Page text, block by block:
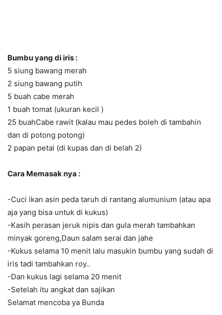
Bumbu yang di iris :
5 siung bawang merah
2 siung bawang putih
5 buah cabe merah
1 buah tomat (ukuran kecil )
25 buahCabe rawit (kalau mau pedes boleh di tambahin
dan di potong potong)
2 papan petai (di kupas dan di belah 2)
Cara Memasak nya :
-Cuci ikan asin peda taruh di rantang alumunium (atau apa
aja yang bisa untuk di kukus)
-Kasih perasan jeruk nipis dan gula merah tambahkan
minyak goreng,Daun salam serai dan jahe
-Kukus selama 10 menit lalu masukin bumbu yang sudah di
iris tadi tambahkan roy..
-Dan kukus lagi selama 20 menit
-Setelah itu angkat dan sajikan
Selamat mencoba ya Bunda